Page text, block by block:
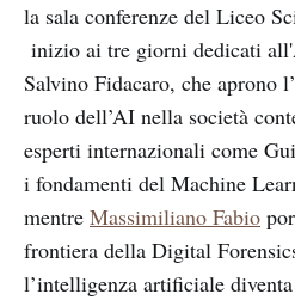
la sala conferenze del Liceo
inizio ai tre giorni dedicati
Salvino Fidacaro, che aprono
ruolo dell’AI nella società
esperti internazionali come
i fondamenti del Machine
mentre Massimiliano Fabio
frontiera della Digital
l’intelligenza artificiale